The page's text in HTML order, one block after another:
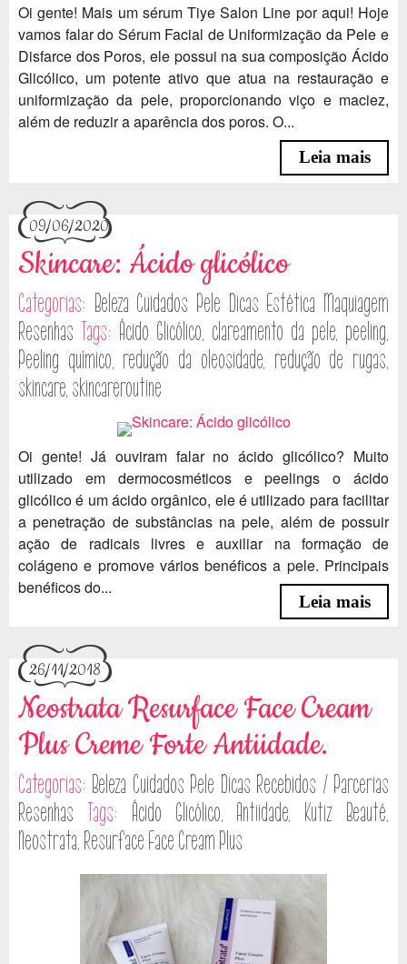
Oi gente! Mais um sérum Tiye Salon Line por aqui! Hoje
vamos falar do Sérum Facial de Uniformização da Pele e
Disfarce dos Poros, ele possui na sua composição Ácido
Glicólico, um potente ativo que atua na restauração e
uniformização da pele, proporcionando viço e maciez,
além de reduzir a aparência dos poros. O...
Leia mais
09/06/2020
Skincare: Ácido glicólico
Categorias: Beleza Cuidados Pele Dicas Estética Maquiagem
Resenhas Tags: Ácido Glicólico, clareamento da pele, peeling,
Peeling químico, redução da oleosidade, redução de rugas,
skincare, skincareroutine
Oi gente! Já ouviram falar no ácido glicólico? Muito
utilizado em dermocosméticos e peelings o ácido
glicólico é um ácido orgânico, ele é utilizado para facilitar
a penetração de substâncias na pele, além de possuir
ação de radicais livres e auxiliar na formação de
colágeno e promove vários benéficos a pele. Principais
benéficos do...
Leia mais
26/11/2018
Neostrata Resurface Face Cream
Plus Creme Forte Antiidade.
Categorias: Beleza Cuidados Pele Dicas Recebidos / Parcerias
Resenhas Tags: Ácido Glicólico, Antiidade, Kutiz Beauté,
Neostrata, Resurface Face Cream Plus